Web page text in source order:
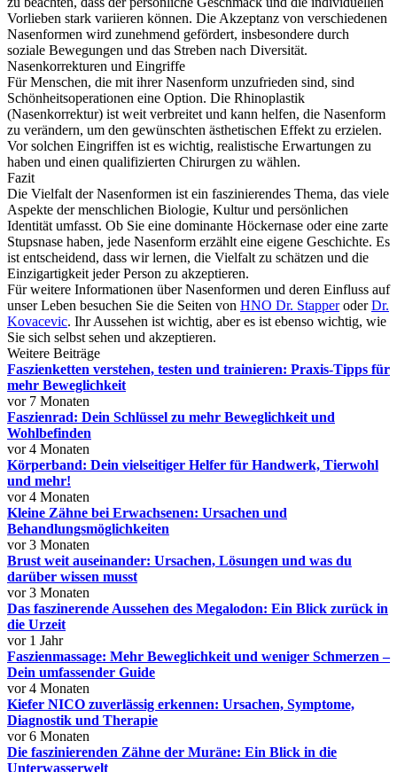
Vorlieben stark variieren können. Die Akzeptanz von verschiedenen
Nasenformen wird zunehmend gefördert, insbesondere durch
soziale Bewegungen und das Streben nach Diversität.
Nasenkorrekturen und Eingriffe
Für Menschen, die mit ihrer Nasenform unzufrieden sind, sind
Schönheitsoperationen eine Option. Die Rhinoplastik
(Nasenkorrektur) ist weit verbreitet und kann helfen, die Nasenform
zu verändern, um den gewünschten ästhetischen Effekt zu erzielen.
Vor solchen Eingriffen ist es wichtig, realistische Erwartungen zu
haben und einen qualifizierten Chirurgen zu wählen.
Fazit
Die Vielfalt der Nasenformen ist ein faszinierendes Thema, das viele
Aspekte der menschlichen Biologie, Kultur und persönlichen
Identität umfasst. Ob Sie eine dominante Höckernase oder eine zarte
Stupsnase haben, jede Nasenform erzählt eine eigene Geschichte. Es
ist entscheidend, dass wir lernen, die Vielfalt zu schätzen und die
Einzigartigkeit jeder Person zu akzeptieren.
Für weitere Informationen über Nasenformen und deren Einfluss auf
unser Leben besuchen Sie die Seiten von HNO Dr. StapperoderDr.
Kovacevic. Ihr Aussehen ist wichtig, aber es ist ebenso wichtig, wie
Sie sich selbst sehen und akzeptieren.
Weitere Beiträge
Faszienketten verstehen, testen und trainieren: Praxis‑Tipps für
mehr Beweglichkeit
vor 7 Monaten
Faszienrad: Dein Schlüssel zu mehr Beweglichkeit und
Wohlbefinden
vor 4 Monaten
Körperband: Dein vielseitiger Helfer für Handwerk, Tierwohl
und mehr!
vor 4 Monaten
Kleine Zähne bei Erwachsenen: Ursachen und
Behandlungsmöglichkeiten
vor 3 Monaten
Brust weit auseinander: Ursachen, Lösungen und was du
darüber wissen musst
vor 3 Monaten
Das faszinerende Aussehen des Megalodon: Ein Blick zurück in
die Urzeit
vor 1 Jahr
Faszienmassage: Mehr Beweglichkeit und weniger Schmerzen –
Dein umfassender Guide
vor 4 Monaten
Kiefer NICO zuverlässig erkennen: Ursachen, Symptome,
Diagnostik und Therapie
vor 6 Monaten
Die faszinierenden Zähne der Muräne: Ein Blick in die
Unterwasserwelt